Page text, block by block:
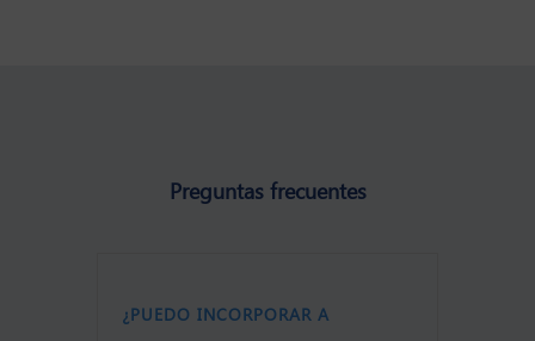
Preguntas frecuentes
¿PUEDO INCORPORAR A